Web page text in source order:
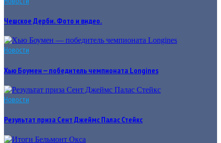
Чешское Дерби. Фото и видео.
Новости
Хью Боумен — победитель чемпионата Longines
Новости
Результат приза Сент Джеймс Палас Стейкс